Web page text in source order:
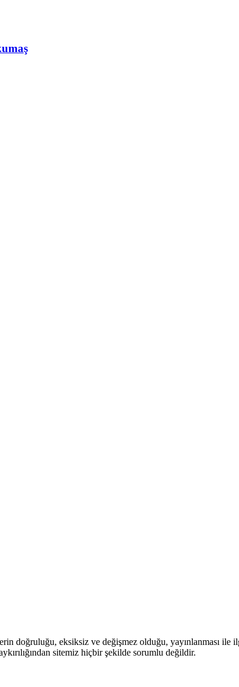
doğruluğu, eksiksiz ve değişmez olduğu, yayınlanması
sitemiz hiçbir şekilde sorumlu değildir.